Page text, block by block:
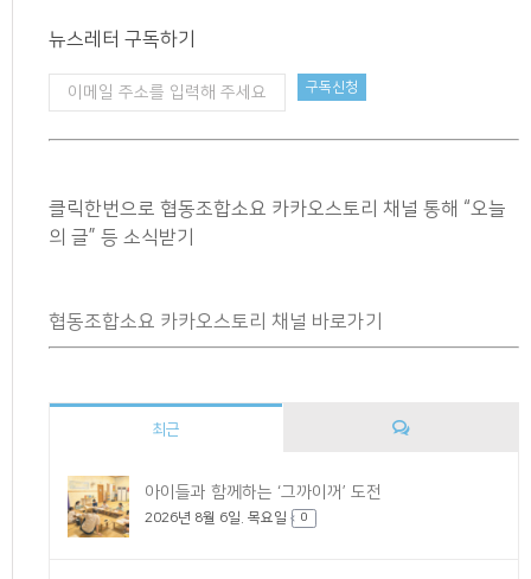
뉴스레터 구독하기
클릭한번으로 협동조합소요 카카오스토리 채널 통해 “오늘
의 글” 등 소식받기
협동조합소요 카카오스토리 채널 바로가기
최근
아이들과 함께하는 ‘그까이꺼’ 도전
2026년 8월 6일. 목요일 0